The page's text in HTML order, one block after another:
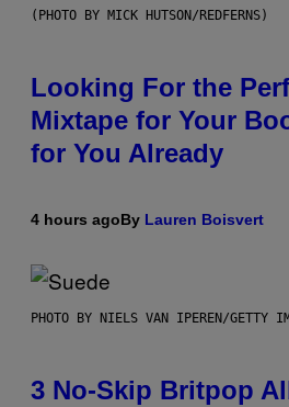
(PHOTO BY MICK HUTSON/REDFERNS)
Looking For the
Mixtape for Your
for You Already
4 hours agoBy Lauren Boisvert
PHOTO BY NIELS VAN IPEREN/GETTY
3 No-Skip Britpop